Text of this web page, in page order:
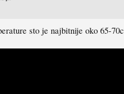
sto je najbitnije oko 65-70c